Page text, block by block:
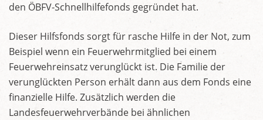
den ÖBFV-Schnellhilfefonds gegründet hat.
Dieser Hilfsfonds sorgt für rasche Hilfe in der Not, zum
Beispiel wenn ein Feuerwehrmitglied bei einem
Feuerwehreinsatz verunglückt ist. Die Familie der
verunglückten Person erhält dann aus dem Fonds eine
finanzielle Hilfe. Zusätzlich werden die
Landesfeuerwehrverbände bei ähnlichen